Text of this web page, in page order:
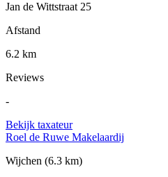
Jan de Wittstraat 25
Afstand
6.2 km
Reviews
-
Bekijk taxateur
Roel de Ruwe Makelaardij
Wijchen (6.3 km)